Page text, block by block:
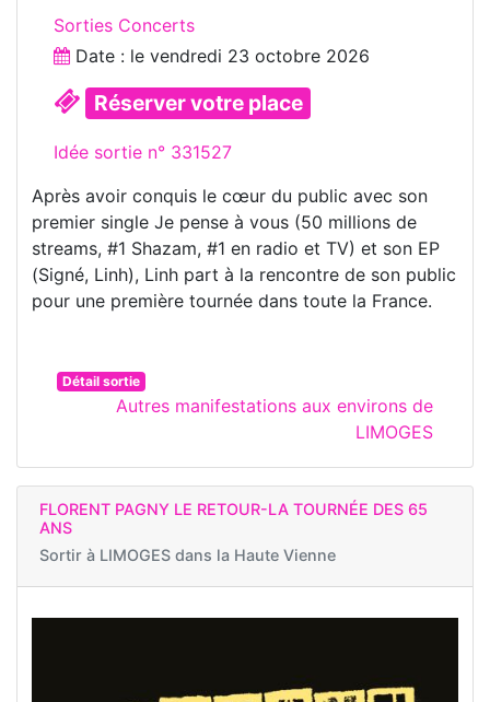
Sorties Concerts
Date : le vendredi 23 octobre 2026
Réserver votre place
Idée sortie n° 331527
Après avoir conquis le cœur du public avec son
premier single Je pense à vous (50 millions de
streams, #1 Shazam, #1 en radio et TV) et son EP
(Signé, Linh), Linh part à la rencontre de son public
pour une première tournée dans toute la France.
Détail sortie
Autres manifestations aux environs de
LIMOGES
FLORENT PAGNY LE RETOUR-LA TOURNÉE DES 65
ANS
Sortir à LIMOGES dans la Haute Vienne